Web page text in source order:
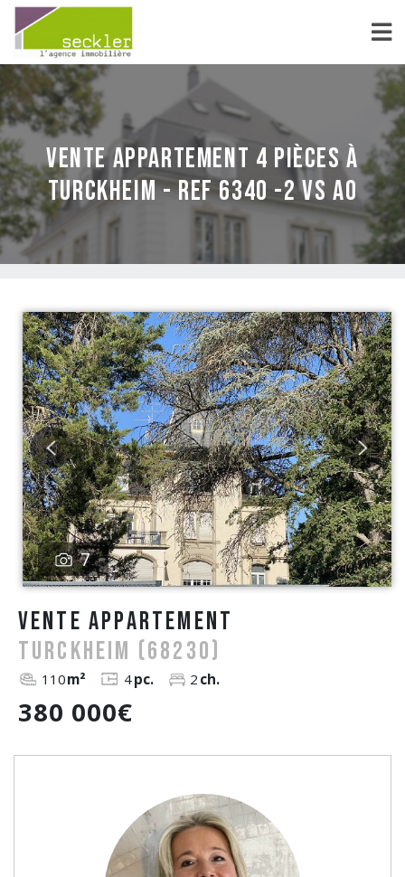
vente Appartement 4 pièces à
Turckheim - REF 6340 -2 VS AO
7
vente Appartement
TURCKHEIM (68230)
110m² 4pc. 2 ch.
380 000€